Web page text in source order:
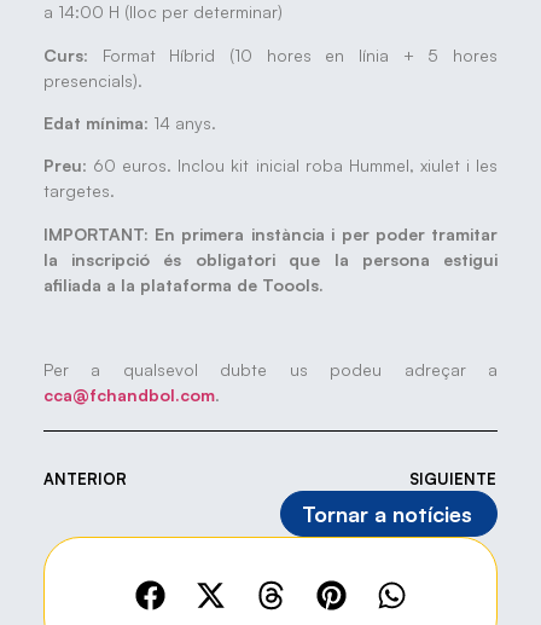
a 14:00 H (lloc per determinar)
Curs: Format Híbrid (10 hores en línia + 5 hores
presencials).
Edat mínima: 14 anys.
Preu: 60 euros. Inclou kit inicial roba Hummel, xiulet i les
targetes.
IMPORTANT: En primera instància i per poder tramitar
la inscripció és obligatori que la persona estigui
afiliada a la plataforma de Toools.
Per a qualsevol dubte us podeu adreçar a
cca@fchandbol.com.
ANTERIOR SIGUIENTE
Tornar a notícies